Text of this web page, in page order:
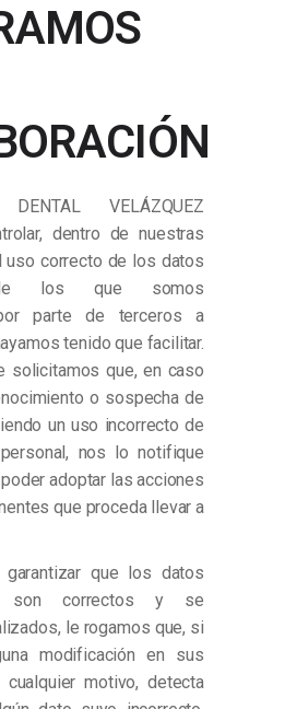
VELÁZQUEZ
dentro de nuestras
uso correcto de los datos
de los que somos
parte de terceros a
tenido que facilitar.
solicitamos que, en caso
o sospecha de
un uso incorrecto de
nos lo notifique
adoptar las acciones
que proceda llevar a
garantizar que los datos
son correctos y se
le rogamos que, si
modificación en sus
motivo, detecta